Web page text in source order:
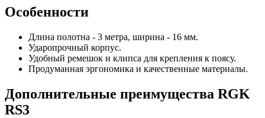
Особенности
Длина полотна - 3 метра, ширина - 16 мм.
Ударопрочный корпус.
Удобный ремешок и клипса для крепления к поясу.
Продуманная эргономика и качественные материалы.
Дополнительные преимущества RGK
RS3